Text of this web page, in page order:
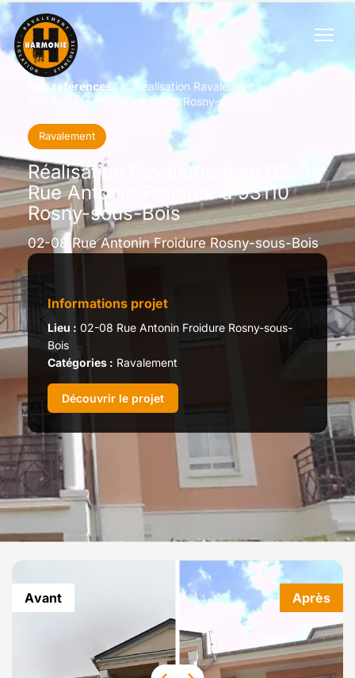
Nos références ›
Réalisation Ravalement au 02-08
Rue Antonin Froidure à 93110 Rosny-sous-Bois
Ravalement
Réalisation Ravalement au 02-08
Rue Antonin Froidure à 93110
Rosny-sous-Bois
02-08 Rue Antonin Froidure Rosny-sous-Bois
Informations projet
Lieu : 02-08 Rue Antonin Froidure Rosny-sous-
Bois
Catégories : Ravalement
Découvrir le projet